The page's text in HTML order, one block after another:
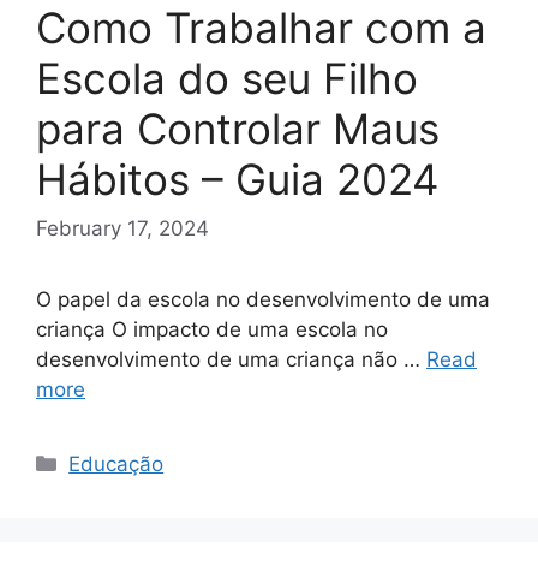
Como Trabalhar com a
Escola do seu Filho
para Controlar Maus
Hábitos – Guia 2024
February 17, 2024
O papel da escola no desenvolvimento de uma
criança O impacto de uma escola no
desenvolvimento de uma criança não … Read
more
Categories
Educação